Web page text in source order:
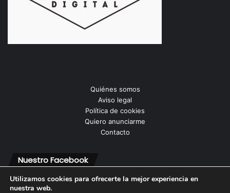
Quiénes somos
Aviso legal
Política de cookies
Quiero anunciarme
Contacto
Nuestro Facebook
Utilizamos cookies para ofrecerte la mejor experiencia en
nuestra web.